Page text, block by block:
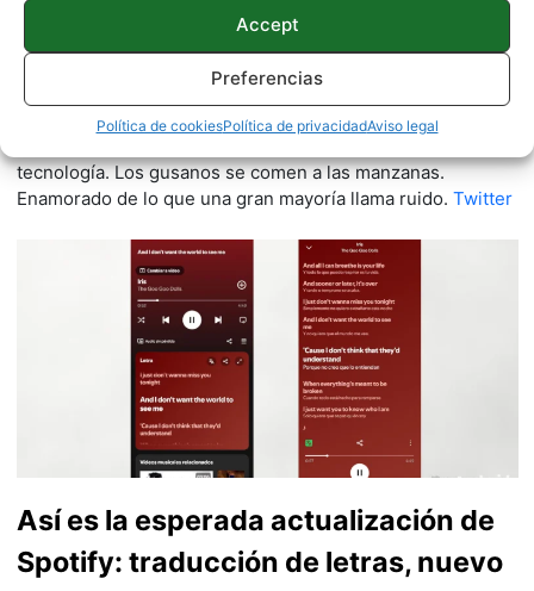
Accept
Preferencias
Política de cookiesPolítica de privacidadAviso legal
11059 artículos publicados en ProAndroid desde 2020.
verde que tanto esconde. Se comenta que tecleo sobre
tecnología. Los gusanos se comen a las manzanas.
Enamorado de lo que una gran mayoría llama ruido. Twitter
Así es la esperada actualización de
Spotify: traducción de letras, nuevo